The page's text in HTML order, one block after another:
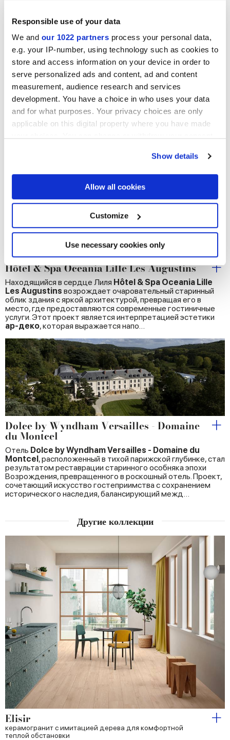
Responsible use of your data
We and our 1022 partners process your personal data,
e.g. your IP-number, using technology such as cookies to
store and access information on your device in order to
serve personalized ads and content, ad and content
measurement, audience research and services
development. You have a choice in who uses your data
and for what purposes. Your privacy choices are only
applicable on this digital property where you have made
If you allow, we would also like to:
Collect information about your geographical
location which can be accurate to within several
Identify your device by actively scanning it for
specific characteristics (fingerprinting)
Find out more about how your personal data is processed
and set your preferences in thedetails section.
We use cookies to personalise content and ads, to
provide social media features and to analyse our traffic.
We also share information about your use of our site with
our social media, advertising and analytics partners who
may combine it with other information that you’ve
provided to them or that they’ve collected from your use
of their services.
Show details
Allow all cookies
Customize
Use necessary cookies only
ELISIR TOUCH MALTO
Hôtel & Spa Oceania Lille Les Augustins
Находящийся в сердце Лиля Hôtel & Spa Oceania Lille
Les Augustins возрождает очаровательный старинный
облик здания с яркой архитектурой, превращая его в
место, где предоставляются современные гостиничные
услуги. Этот проект является интерпретацией эстетики
ар-деко, которая выражается напо…
Dolce by Wyndham Versailles - Domaine
du Montcel
Отель Dolce by Wyndham Versailles - Domaine du
Montcel , расположенный в тихой парижской глубинке, стал
результатом реставрации старинного особняка эпохи
Возрождения, превращенного в роскошный отель. Проект,
сочетающий искусство гостеприимства с сохранением
исторического наследия, балансирующий межд…
Другие коллекции
Elisir
керамогранит с имитацией дерева для комфортной
теплой обстановки